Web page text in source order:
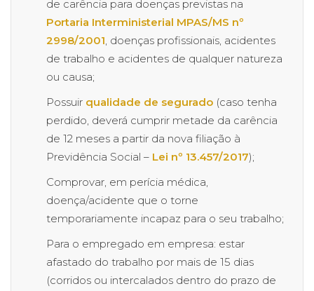
de carência para doenças previstas na
Portaria Interministerial MPAS/MS nº
2998/2001, doenças profissionais, acidentes
de trabalho e acidentes de qualquer natureza
ou causa;
Possuir qualidade de segurado (caso tenha
perdido, deverá cumprir metade da carência
de 12 meses a partir da nova filiação à
Previdência Social – Lei nº 13.457/2017);
Comprovar, em perícia médica,
doença/acidente que o torne
temporariamente incapaz para o seu trabalho;
Para o empregado em empresa: estar
afastado do trabalho por mais de 15 dias
(corridos ou intercalados dentro do prazo de